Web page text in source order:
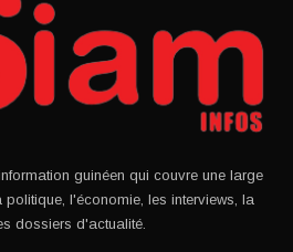
guinéen qui couvre une large
l'économie, les interviews, la
dossiers d'actualité.